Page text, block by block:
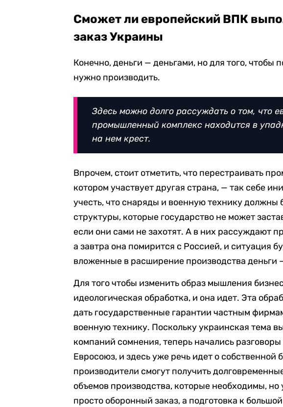
Сможет ли европейский ВПК
заказ Украины
Конечно, деньги — деньгами, но для того, чтобы
нужно производить.
Здесь можно долго рассуждать о том, что
промышленный комплекс находится в
на нем крест.
Впрочем, стоит отметить, что перестраивать
котором участвует другая страна, — так себе
учесть, что снаряды и военную технику должны
структуры, которые государство не может
если они сами не захотят. А в них рассуждают
а завтра она помирится с Россией, и ситуация
вложенные в расширение производства деньги
Для того чтобы изменить образ мышления
идеологическая обработка, и она идет. Эта
дать государственные гарантии частным
военную технику. Поскольку украинская тема
компаний сомнения, теперь начались
Евросоюз, и здесь уже речь идет о собственной
производители смогут получить
объемов производства, которые необходимы, но
просто оборонный заказ, а подготовка к